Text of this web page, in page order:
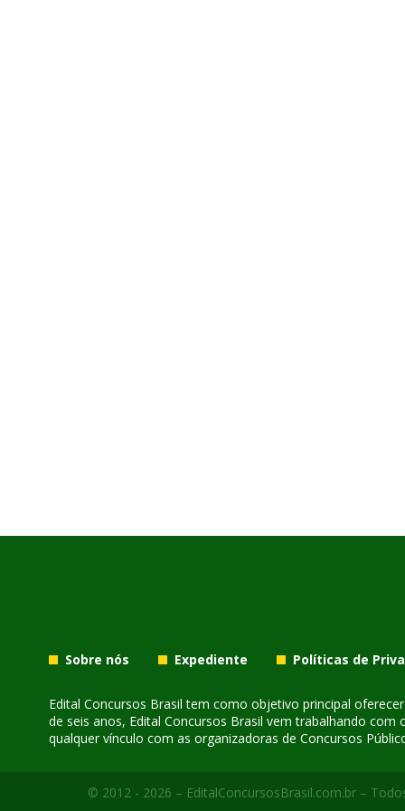
Sobre nós Expediente Políticas de
Edital Concursos Brasil tem como objetivo principal
de seis anos, Edital Concursos Brasil vem trabalhando
qualquer vínculo com as organizadoras de Concursos
© 2012 - 2026 – EditalConcursosBrasil.com.br –